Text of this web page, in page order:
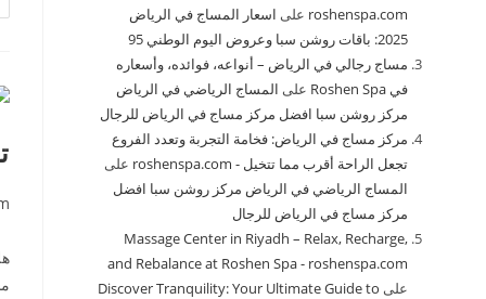
roshenspa.com على اسعار المساج في الرياض
2025: باقات روشن سبا وعروض اليوم الوطني 95
مساج رجالي في الرياض – أنواعه، فوائده، وأسعاره
في Roshen Spa
على المساج الرياضي في الرياض
مركز روشن سبا افضل مركز مساج في الرياض للرجال
مركز مساج في الرياض: فخامة التجربة وتعدد الفروع
تجعل الراحة أقرب مما تتخيل - roshenspa.com
على
المساج الرياضي في الرياض مركز روشن سبا افضل
مركز مساج في الرياض للرجال
Massage Center in Riyadh – Relax, Recharge,
and Rebalance at Roshen Spa - roshenspa.com
على Discover Tranquility: Your Ultimate Guide to